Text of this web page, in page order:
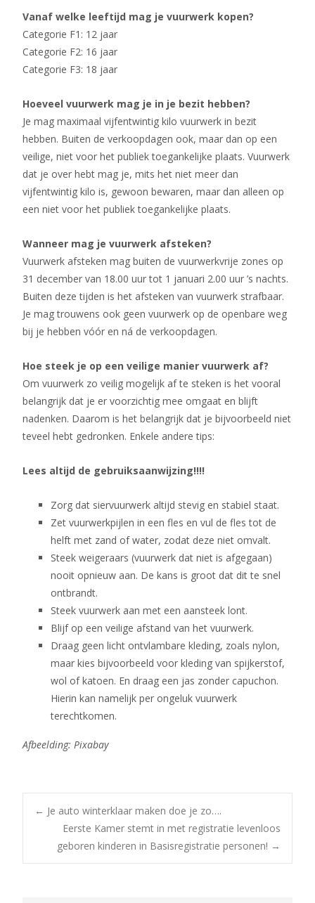
Vanaf welke leeftijd mag je vuurwerk kopen?
Categorie F1: 12 jaar
Categorie F2: 16 jaar
Categorie F3: 18 jaar
Hoeveel vuurwerk mag je in je bezit hebben?
Je mag maximaal vijfentwintig kilo vuurwerk in bezit
hebben. Buiten de verkoopdagen ook, maar dan op een
veilige, niet voor het publiek toegankelijke plaats. Vuurwerk
dat je over hebt mag je, mits het niet meer dan
vijfentwintig kilo is, gewoon bewaren, maar dan alleen op
een niet voor het publiek toegankelijke plaats.
Wanneer mag je vuurwerk afsteken?
Vuurwerk afsteken mag buiten de vuurwerkvrije zones op
31 december van 18.00 uur tot 1 januari 2.00 uur ’s nachts.
Buiten deze tijden is het afsteken van vuurwerk strafbaar.
Je mag trouwens ook geen vuurwerk op de openbare weg
bij je hebben vóór en ná de verkoopdagen.
Hoe steek je op een veilige manier vuurwerk af?
Om vuurwerk zo veilig mogelijk af te steken is het vooral
belangrijk dat je er voorzichtig mee omgaat en blijft
nadenken. Daarom is het belangrijk dat je bijvoorbeeld niet
teveel hebt gedronken. Enkele andere tips:
Lees altijd de gebruiksaanwijzing!!!!
Zorg dat siervuurwerk altijd stevig en stabiel staat.
Zet vuurwerkpijlen in een fles en vul de fles tot de
helft met zand of water, zodat deze niet omvalt.
Steek weigeraars (vuurwerk dat niet is afgegaan)
nooit opnieuw aan. De kans is groot dat dit te snel
ontbrandt.
Steek vuurwerk aan met een aansteek lont.
Blijf op een veilige afstand van het vuurwerk.
Draag geen licht ontvlambare kleding, zoals nylon,
maar kies bijvoorbeeld voor kleding van spijkerstof,
wol of katoen. En draag een jas zonder capuchon.
Hierin kan namelijk per ongeluk vuurwerk
terechtkomen.
Afbeelding: Pixabay
Bericht
navigatie
← Je auto winterklaar maken doe je zo….
Eerste Kamer stemt in met registratie levenloos
geboren kinderen in Basisregistratie personen! →